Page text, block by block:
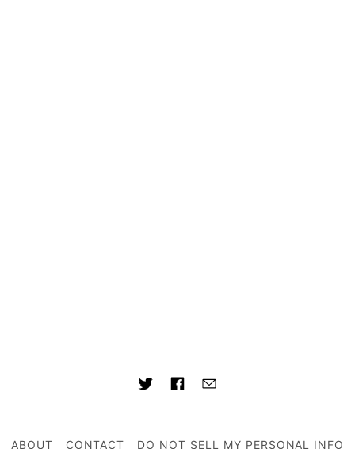
ABOUT CONTACT DO NOT SELL MY PERSONAL INFO